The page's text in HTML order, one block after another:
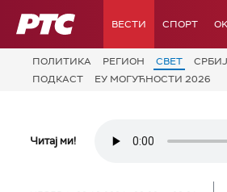
РТС ВЕСТИ СПОРТ
ПОЛИТИКА РЕГИОН СВЕТ
ПОДКАСТ
ЕУ МОГУЋНОСТИ 2026
Читај ми!